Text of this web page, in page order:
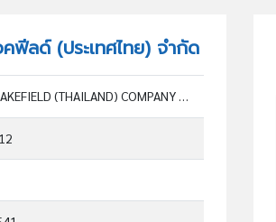
ฟีลด์ (ประเทศไทย) จำกัด
CUSHMAN & WAKEFIELD (THAILAND) COMPANY LIMITED